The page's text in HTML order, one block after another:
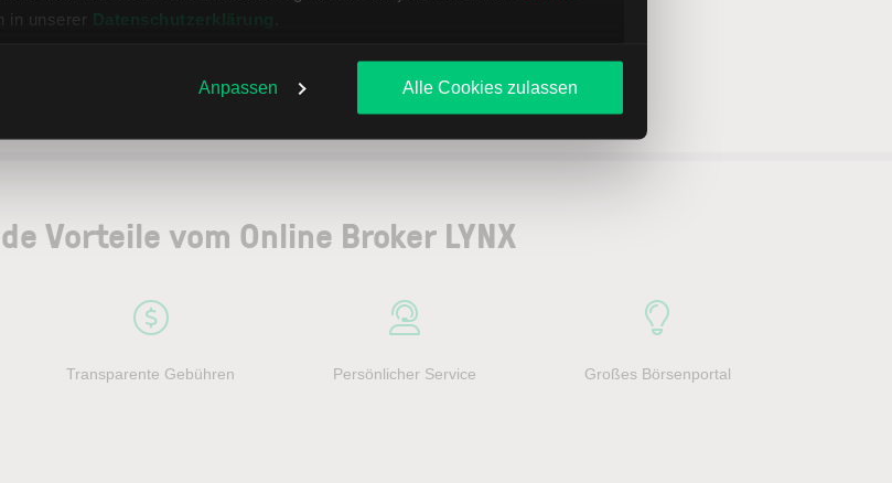
in unserer Datenschutzerklärung
Anpassen Alle Cookies zulassen
Vorteile vom Online Broker LYNX
Transparente Gebühren Persönlicher Service Großes Börsenportal